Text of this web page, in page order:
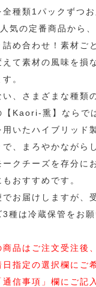
種類1パックずつお
気の定番商品から
詰め合わせ！素材ご
えて素材の風味を損
。
い、さまざまな種類
【Kaori-熏】ならで
用いたハイブリッド
で、まろやかながら
ークチーズを存分に
おすすめです。
お届けしますが、
3種は冷蔵保管をお願
商品はご注文受注後
日指定の選択欄にご
信事項」欄にご記